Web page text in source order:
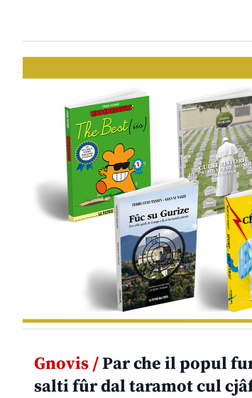
Gnovis /Par che il popul
salti fûr dal taramot cul